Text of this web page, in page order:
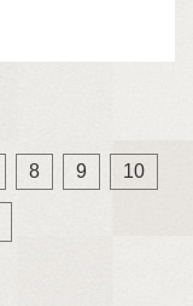
8 9 10